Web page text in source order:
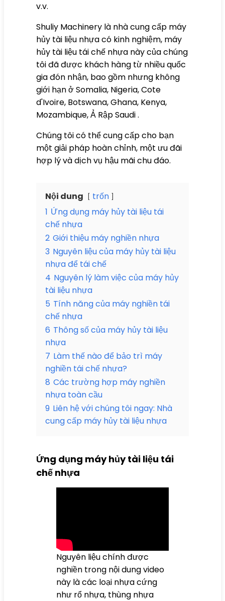
v.v.
Shuliy Machinery là nhà cung cấp máy
hủy tài liệu nhựa có kinh nghiệm, máy
hủy tài liệu tái chế nhựa này của chúng
tôi đã được khách hàng từ nhiều quốc
gia đón nhận, bao gồm nhưng không
giới hạn ở Somalia, Nigeria, Cote
d'Ivoire, Botswana, Ghana, Kenya,
Mozambique, Ả Rập Saudi .
Chúng tôi có thể cung cấp cho bạn
một giải pháp hoàn chỉnh, một ưu đãi
hợp lý và dịch vụ hậu mãi chu đáo.
Nội dung
trốn
1 Ứng dụng máy hủy tài liệu tái
chế nhựa
2 Giới thiệu máy nghiền nhựa
3 Nguyên liệu của máy hủy tài liệu
nhựa để tái chế
4 Nguyên lý làm việc của máy hủy
tài liệu nhựa
5 Tính năng của máy nghiền tái
chế nhựa
6 Thông số của máy hủy tài liệu
nhựa
7 Làm thế nào để bảo trì máy
nghiền tái chế nhựa?
8 Các trường hợp máy nghiền
nhựa toàn cầu
9 Liên hệ với chúng tôi ngay: Nhà
cung cấp máy hủy tài liệu nhựa
Ứng dụng máy hủy tài liệu tái
chế nhựa
Nguyên liệu chính được
nghiền trong nội dung video
này là các loại nhựa cứng
như rổ nhựa, thùng nhựa